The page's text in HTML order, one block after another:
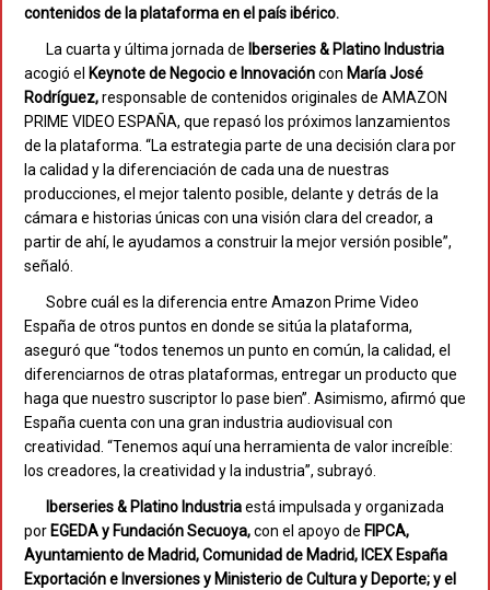
contenidos de la plataforma en el país ibérico.
La cuarta y última jornada de Iberseries & Platino Industria
acogió el Keynote de Negocio e Innovacióncon María José
Rodríguez,responsable de contenidos originales de AMAZON
PRIME VIDEO ESPAÑA, que repasó los próximos lanzamientos
de la plataforma. “La estrategia parte de una decisión clara por
la calidad y la diferenciación de cada una de nuestras
producciones, el mejor talento posible, delante y detrás de la
cámara e historias únicas con una visión clara del creador, a
partir de ahí, le ayudamos a construir la mejor versión posible”,
señaló.
Sobre cuál es la diferencia entre Amazon Prime Video
España de otros puntos en donde se sitúa la plataforma,
aseguró que “todos tenemos un punto en común, la calidad, el
diferenciarnos de otras plataformas, entregar un producto que
haga que nuestro suscriptor lo pase bien”. Asimismo, afirmó que
España cuenta con una gran industria audiovisual con
creatividad. “Tenemos aquí una herramienta de valor increíble:
los creadores, la creatividad y la industria”, subrayó.
Iberseries & Platino Industriaestá impulsada y organizada
por EGEDA y Fundación Secuoya,con el apoyo de FIPCA,
Ayuntamiento de Madrid, Comunidad de Madrid, ICEX España
Exportación e Inversiones y Ministerio de Cultura y Deporte; y el